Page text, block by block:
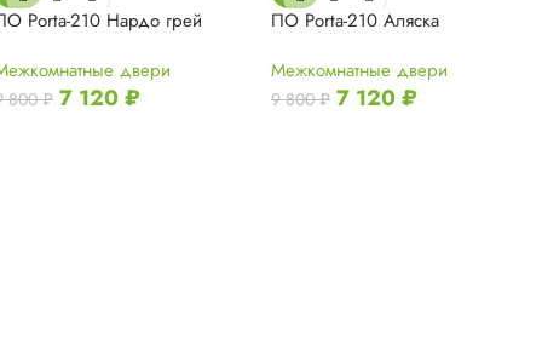
Porta-210 Нардо грей
двери
800₽ 7 120₽
ПО Porta-210 Аляска
Межкомнатные двери
9 800₽ 7 120₽